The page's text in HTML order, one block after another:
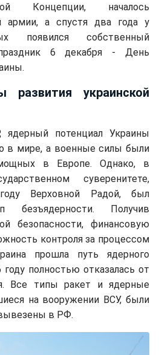
Концепции, началось
армии, а спустя два года у
появился собственный
6 декабря - День
украинской
ядерный потенциал Украины
в мире, а военные силы были
в Европе. Однако, в
суверенитете,
Верховной Радой, был
безъядерности. Получив
безопасности, финансовую
контроля за процессом
прошла путь ядерного
полностью отказалась от
Все типы ракет и ядерные
на вооружении ВСУ, были
в РФ.